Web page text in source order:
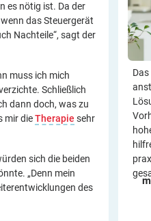
es nötig ist. Da der
das Steuergerät
Nachteile“, sagt der
muss ich mich
Schließlich
dann doch, was zu
mir dieTherapie sehr
sich die beiden
„Denn mein
des